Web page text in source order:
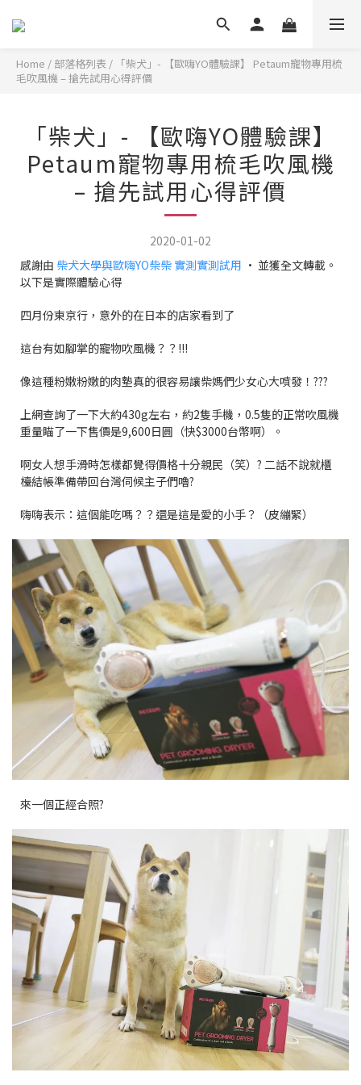
Home / 部落格列表 / 「柴犬」- 【歐嗨YO體驗課】 Petaum寵物專用梳
毛吹風機 – 搶先試用心得評價
「柴犬」- 【歐嗨YO體驗課】
Petaum寵物專用梳毛吹風機
– 搶先試用心得評價
2020-01-02
感謝由 柴犬大學與歐嗨YO柴柴 實測實測試用 · 並獲全文轉載。
以下是實際體驗心得
四月份東京行，意外的在日本的店家看到了
這台有如腳掌的寵物吹風機？？!!!
像這種粉嫩粉嫩的肉墊真的很容易讓柴媽們少女心大噴發！???
上網查詢了一下大約430g左右，約2隻手機，0.5隻的正常吹風機
重量瞄了一下售價是9,600日圓（快$3000台幣啊）。
啊女人想手滑時怎樣都覺得價格十分親民（笑）? 二話不說就櫃
檯結帳準備帶回台灣伺候主子們嚕?
嗨嗨表示：這個能吃嗎？？還是這是愛的小手？（皮繃緊）
來一個正經合照?